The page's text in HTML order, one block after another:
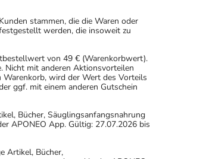
stammen, die die Waren oder
werden, die insoweit zu
von 49 € (Warenkorbwert).
Nicht mit anderen Aktionsvorteilen
Warenkorb, wird der Wert des Vorteils
ggf. mit einem anderen Gutschein
Bücher, Säuglingsanfangsnahrung
APONEO App. Gültig: 27.07.2026 bis
Artikel, Bücher,